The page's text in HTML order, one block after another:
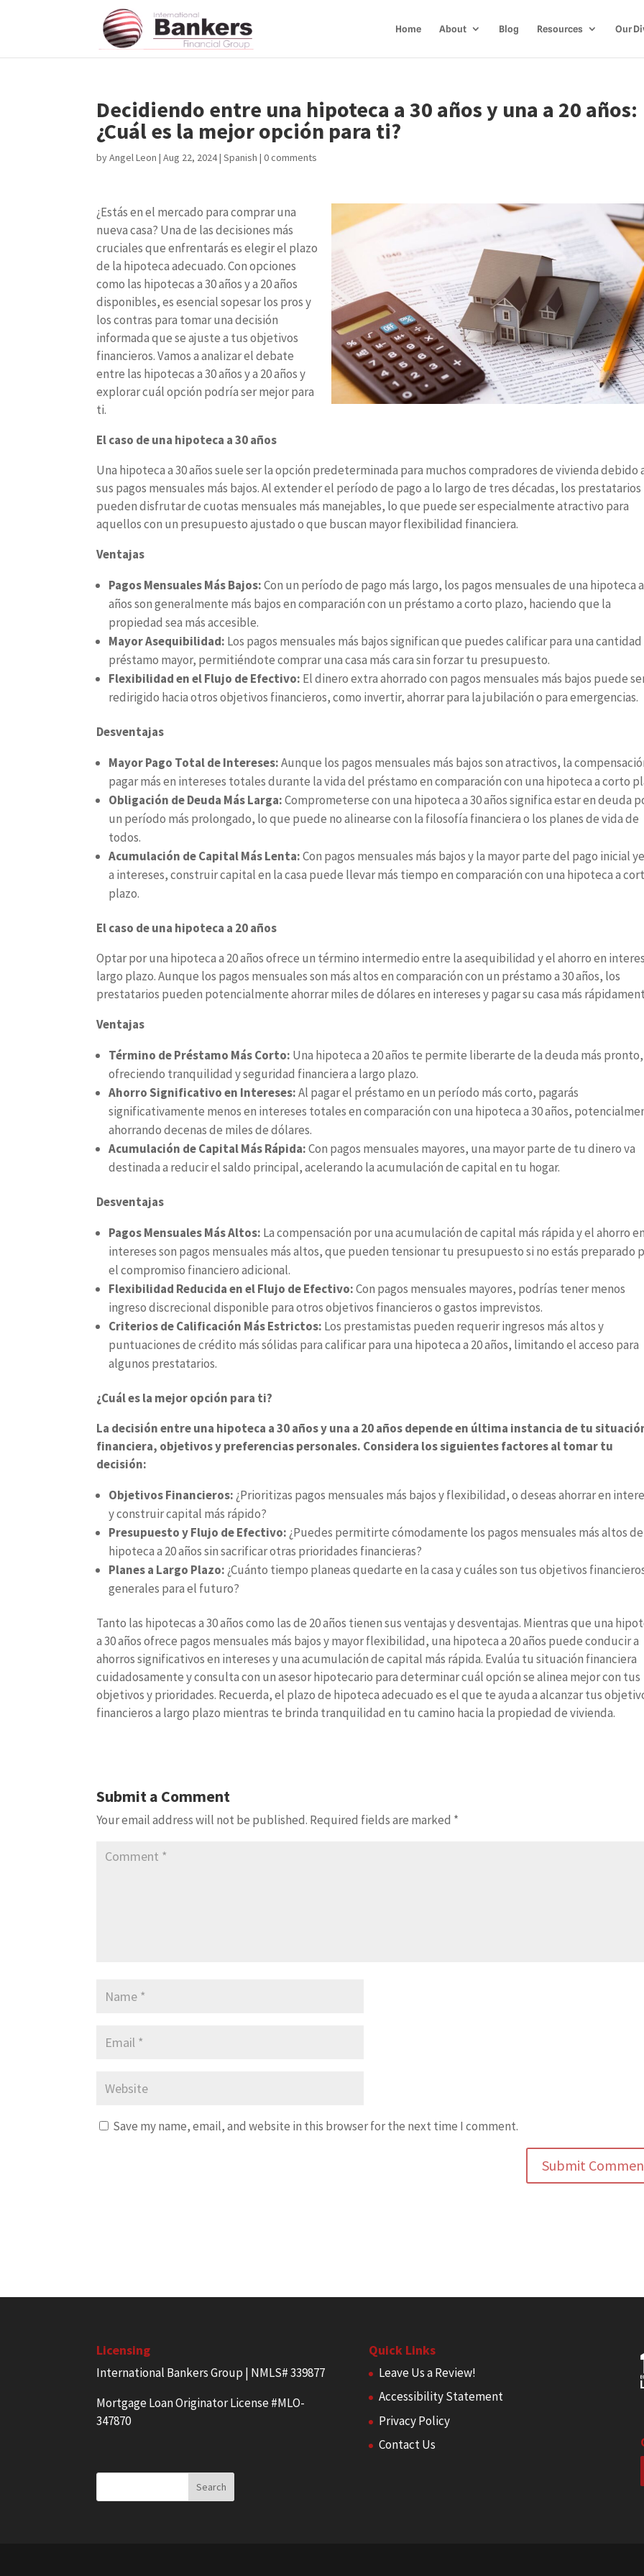
Home About Blog Resources Our
Decidiendo entre una hipoteca a 30 años y una a 20 años:
¿Cuál es la mejor opción para ti?
byAngel Leon |Aug 22, 2024|Spanish |0 comments
¿Estás en el mercado para comprar una
nueva casa? Una de las decisiones más
cruciales que enfrentarás es elegir el plazo
de la hipoteca adecuado. Con opciones
como las hipotecas a 30 años y a 20 años
disponibles, es esencial sopesar los pros y
los contras para tomar una decisión
informada que se ajuste a tus objetivos
financieros. Vamos a analizar el debate
entre las hipotecas a 30 años y a 20 años y
explorar cuál opción podría ser mejor para
ti.
El caso de una hipoteca a 30 años
Una hipoteca a 30 años suele ser la opción predeterminada para muchos compradores de vivienda debido
sus pagos mensuales más bajos. Al extender el período de pago a lo largo de tres décadas, los prestatarios
pueden disfrutar de cuotas mensuales más manejables, lo que puede ser especialmente atractivo para
aquellos con un presupuesto ajustado o que buscan mayor flexibilidad financiera.
Ventajas
Pagos Mensuales Más Bajos:Con un período de pago más largo, los pagos mensuales de una hipoteca
años son generalmente más bajos en comparación con un préstamo a corto plazo, haciendo que la
propiedad sea más accesible.
Mayor Asequibilidad: Los pagos mensuales más bajos significan que puedes calificar para una
préstamo mayor, permitiéndote comprar una casa más cara sin forzar tu presupuesto.
Flexibilidad en el Flujo de Efectivo: El dinero extra ahorrado con pagos mensuales más bajos puede
redirigido hacia otros objetivos financieros, como invertir, ahorrar para la jubilación o para emergencias.
Desventajas
Mayor Pago Total de Intereses:Aunque los pagos mensuales más bajos son atractivos, la
pagar más en intereses totales durante la vida del préstamo en comparación con una hipoteca a corto
Obligación de Deuda Más Larga:Comprometerse con una hipoteca a 30 años significa estar en deuda
un período más prolongado, lo que puede no alinearse con la filosofía financiera o los planes de vida de
todos.
Acumulación de Capital Más Lenta:Con pagos mensuales más bajos y la mayor parte del pago inicial
a intereses, construir capital en la casa puede llevar más tiempo en comparación con una hipoteca a
plazo.
El caso de una hipoteca a 20 años
Optar por una hipoteca a 20 años ofrece un término intermedio entre la asequibilidad y el ahorro en
largo plazo. Aunque los pagos mensuales son más altos en comparación con un préstamo a 30 años, los
prestatarios pueden potencialmente ahorrar miles de dólares en intereses y pagar su casa más
Ventajas
Término de Préstamo Más Corto: Una hipoteca a 20 años te permite liberarte de la deuda más pronto,
ofreciendo tranquilidad y seguridad financiera a largo plazo.
Ahorro Significativo en Intereses:Al pagar el préstamo en un período más corto, pagarás
significativamente menos en intereses totales en comparación con una hipoteca a 30 años,
ahorrando decenas de miles de dólares.
Acumulación de Capital Más Rápida:Con pagos mensuales mayores, una mayor parte de tu dinero va
destinada a reducir el saldo principal, acelerando la acumulación de capital en tu hogar.
Desventajas
Pagos Mensuales Más Altos: La compensación por una acumulación de capital más rápida y el ahorro en
intereses son pagos mensuales más altos, que pueden tensionar tu presupuesto si no estás preparado
el compromiso financiero adicional.
Flexibilidad Reducida en el Flujo de Efectivo:Con pagos mensuales mayores, podrías tener menos
ingreso discrecional disponible para otros objetivos financieros o gastos imprevistos.
Criterios de Calificación Más Estrictos: Los prestamistas pueden requerir ingresos más altos y
puntuaciones de crédito más sólidas para calificar para una hipoteca a 20 años, limitando el acceso para
algunos prestatarios.
¿Cuál es la mejor opción para ti?
La decisión entre una hipoteca a 30 años y una a 20 años depende en última instancia de tu
financiera, objetivos y preferencias personales. Considera los siguientes factores al tomar tu
decisión:
Objetivos Financieros: ¿Prioritizas pagos mensuales más bajos y flexibilidad, o deseas ahorrar en
y construir capital más rápido?
Presupuesto y Flujo de Efectivo: ¿Puedes permitirte cómodamente los pagos mensuales más altos
hipoteca a 20 años sin sacrificar otras prioridades financieras?
Planes a Largo Plazo: ¿Cuánto tiempo planeas quedarte en la casa y cuáles son tus objetivos
generales para el futuro?
Tanto las hipotecas a 30 años como las de 20 años tienen sus ventajas y desventajas. Mientras que una
a 30 años ofrece pagos mensuales más bajos y mayor flexibilidad, una hipoteca a 20 años puede conducir a
ahorros significativos en intereses y una acumulación de capital más rápida. Evalúa tu situación financiera
cuidadosamente y consulta con un asesor hipotecario para determinar cuál opción se alinea mejor con tus
objetivos y prioridades. Recuerda, el plazo de hipoteca adecuado es el que te ayuda a alcanzar tus
financieros a largo plazo mientras te brinda tranquilidad en tu camino hacia la propiedad de vivienda.
Submit a Comment
Your email address will not be published. Required fields are marked *
Save my name, email, and website in this browser for the next time I comment.
Licensing
International Bankers Group | NMLS# 339877
Mortgage Loan Originator License #MLO-
347870
Quick Links
Leave Us a Review!
Accessibility Statement
Privacy Policy
Contact Us